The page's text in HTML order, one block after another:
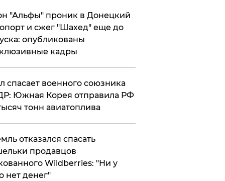
"Альфы" проник в Донецкий
и сжег "Шахед" еще до
опубликованы
кадры
спасает военного союзника
Южная Корея отправила РФ
тонн авиатоплива
отказался спасать
продавцов
Wildberries: "Ни у
нет денег"